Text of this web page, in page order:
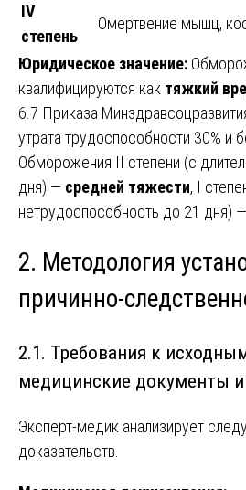
IV
степень
Омертвение мышц,
Юридическое значение:
квалифицируются как тяжкий
6.7 Приказа
утрата трудоспособности 30% и
Обморожения II степени (с
дня) — средней тяжести, I
нетрудоспособность до 21 дня) —
2. Методология
причинно-
2.1. Требования к
медицинские документы
Эксперт-медик анализирует
доказательств.